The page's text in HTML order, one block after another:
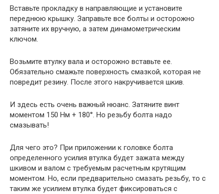
Вставьте прокладку в направляющие и установите
переднюю крышку. Заправьте все болты и осторожно
затяните их вручную, а затем динамометрическим
ключом.
Возьмите втулку вала и осторожно вставьте ее.
Обязательно смажьте поверхность смазкой, которая не
повредит резину. После этого накручивается шкив.
И здесь есть очень важный нюанс. Затяните винт
моментом 150 Нм + 180°. Но резьбу болта надо
смазывать!
Для чего это? При приложении к головке болта
определенного усилия втулка будет зажата между
шкивом и валом с требуемым расчетным крутящим
моментом. Но, если предварительно смазать резьбу, то с
таким же усилием втулка будет фиксироваться с